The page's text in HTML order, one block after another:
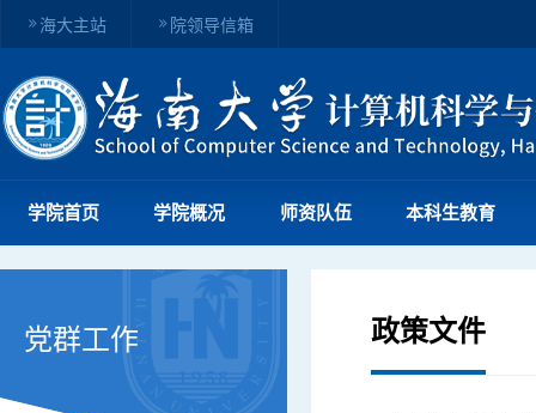
海大主站 院领导信箱
学院首页 学院概况 师资队伍 本科生教育
党群工作 政策文件